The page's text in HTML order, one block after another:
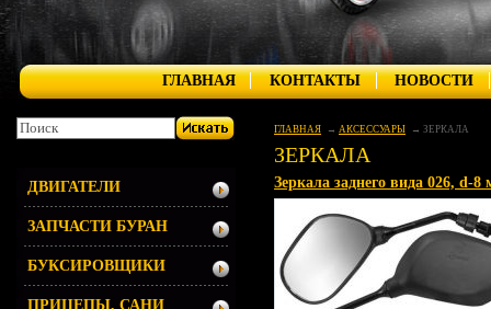
ГЛАВНАЯ КОНТАКТЫ НОВОСТИ
ГЛАВНАЯ АКСЕССУАРЫ ЗЕРКАЛА
ЗЕРКАЛА
Зеркала заднего вида 026, d-8
ДВИГАТЕЛИ
ЗАПЧАСТИ БУРАН
БУКСИРОВЩИКИ
ПРИЦЕПЫ, САНИ